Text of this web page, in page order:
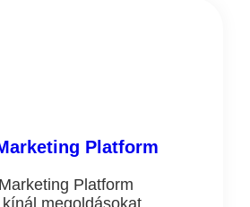
Platform
Platform